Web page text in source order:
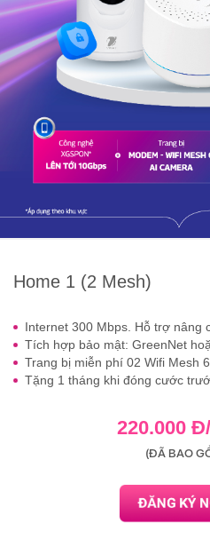
Home 1 (2 Mesh)
Internet 300 Mbps. Hỗ trợ nâng
Tích hợp bảo mật: GreenNet
Trang bị miễn phí 02 Wifi Mesh 6.
Tặng 1 tháng khi đóng cước
220.000
(ĐÃ BAO